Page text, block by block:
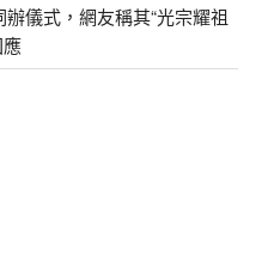
儀式，網友稱其“光宗耀祖